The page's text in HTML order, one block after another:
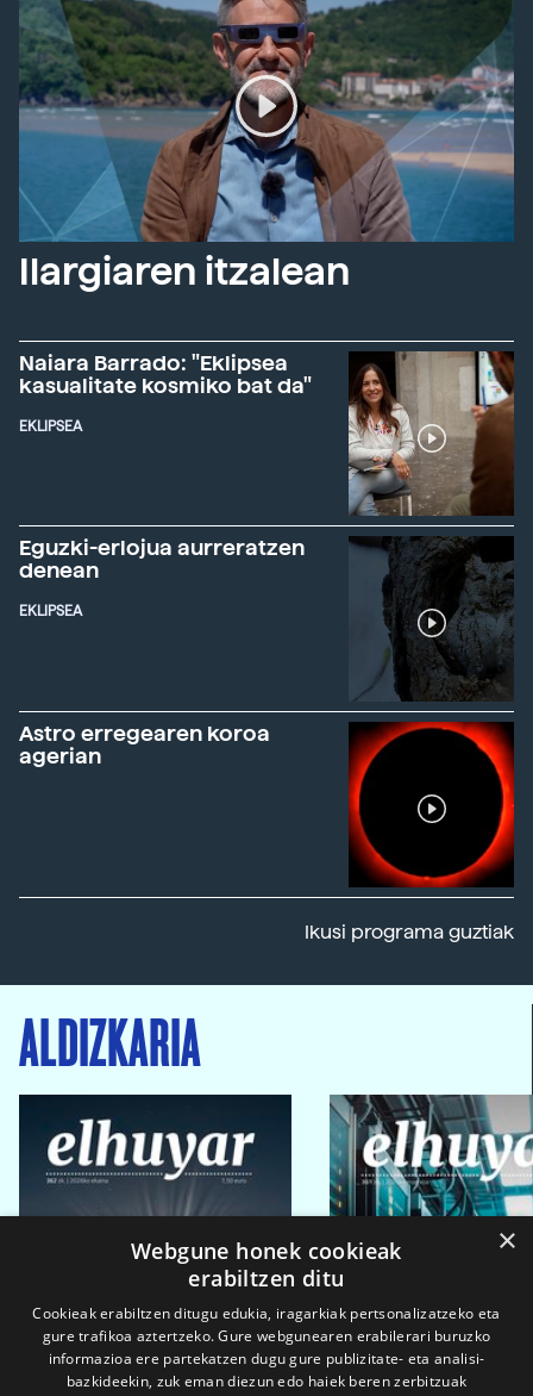
Ilargiaren itzalean
Naiara Barrado: "Eklipsea
kasualitate kosmiko bat da"
EKLIPSEA
Eguzki-erlojua aurreratzen
denean
EKLIPSEA
Astro erregearen koroa
agerian
Ikusi programa guztiak
ALDIZKARIA
×
Webgune honek cookieak
erabiltzen ditu
Cookieak erabiltzen ditugu edukia, iragarkiak pertsonalizatzeko eta
gure trafikoa aztertzeko. Gure webgunearen erabilerari buruzko
informazioa ere partekatzen dugu gure publizitate- eta analisi-
bazkideekin, zuk eman diezun edo haiek beren zerbitzuak